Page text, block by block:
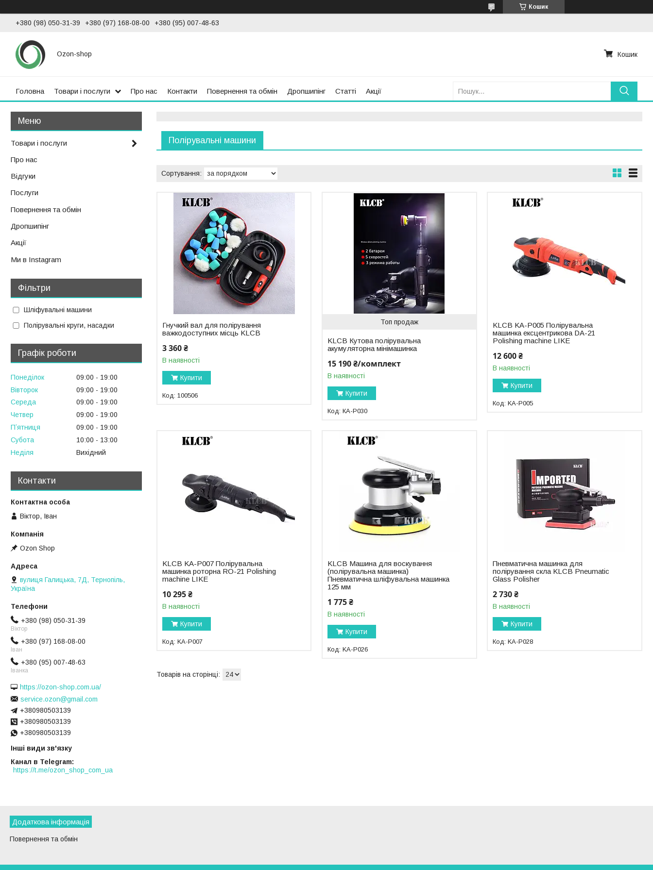
Кошик
+380 (98) 050-31-39 +380 (97) 168-08-00 +380 (95) 007-48-63
Ozon-shop Кошик
Головна Товари і послуги Про нас Контакти Повернення та обмін Дропшипінг Статті Акції
Полірувальні машини
Гнучкий вал для полірування
важкодоступних місць KLCB
3 360 ₴
В наявності
Купити
100506
Топ продаж
KLCB Кутова полірувальна
акумуляторна мінімашинка
15 190 ₴/комплект
В наявності
Купити
КА-P030
KLCB KA-P005 Полірувальна
машинка ексцентрикова DA-21
Polishing machine LIKE
12 600 ₴
В наявності
Купити
KA-P005
KLCB KA-P007 Полірувальна
машинка роторна RO-21 Polishing
machine LIKE
10 295 ₴
В наявності
Купити
KA-P007
KLCB Машина для воскування
(полірувальна машинка)
Пневматична шліфувальна машинка
125 мм
1 775 ₴
В наявності
Купити
KA-P026
Пневматична машинка для
полірування скла KLCB Pneumatic
Glass Polisher
2 730 ₴
В наявності
Купити
KA-P028
Товари і послуги
Про нас
Відгуки
Послуги
Повернення та обмін
Дропшипінг
Акції
Ми в Instagram
Фільтри
Шліфувальні машини
Полірувальні круги, насадки
Графік роботи
Понеділок 09:00
19:00
Вівторок
09:00
19:00
Середа
09:00
19:00
Четвер
09:00
19:00
Пʼятниця
09:00
19:00
Субота
10:00
13:00
Неділя
Вихідний
Контакти
Віктор, Іван
Ozon Shop
вулиця Галицька, 7Д, Тернопіль,
Україна
+380 (98) 050-31-39
Віктор
+380 (97) 168-08-00
Іван
+380 (95) 007-48-63
Іванка
https://ozon-shop.com.ua/
service.ozon@gmail.com
+380980503139
+380980503139
+380980503139
Інші види зв'язку
Канал в Telegram
https://t.me/ozon_shop_com_ua
Додаткова інформація
Повернення та обмін